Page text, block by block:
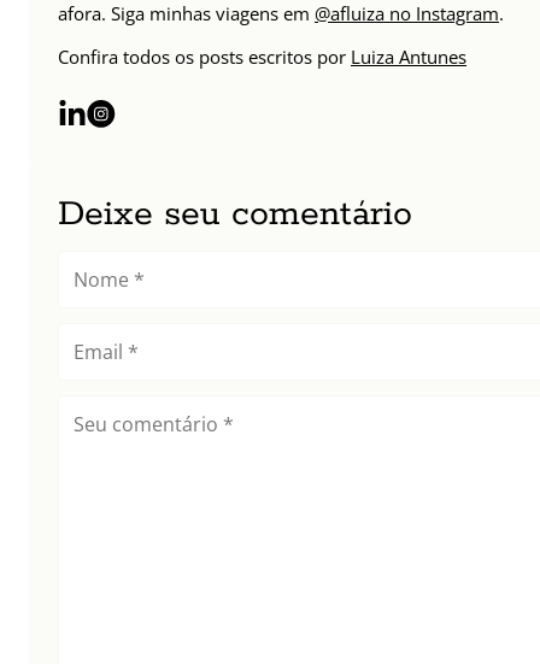
afora. Siga minhas viagens em @afluiza no Instagram.
Confira todos os posts escritos por Luiza Antunes
Deixe seu comentário